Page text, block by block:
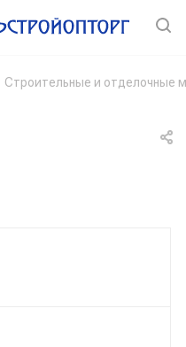
Строительные и отделочные